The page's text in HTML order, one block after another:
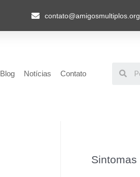
Blog Notícias Contato
Sintomas